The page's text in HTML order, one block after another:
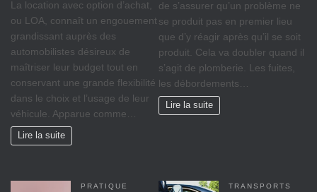
La location avec option d’achat,
ou LOA, connaît un engouement
grandissant auprès des
automobilistes désireux de
maîtriser leur budget tout en
conservant une grande flexibilité
dans le choix et l’usage de leur
véhicule. Apparue comme…
Lire la suite
de s’assurer qu’un problème ne
se produit pas en premier lieu
que d’y réagir après qu’il se soit
produit. Cela va doubler quand il
s’agit de plomberie. Les fuites,
les débordements…
Lire la suite
PRATIQUE
TRANSPORTS